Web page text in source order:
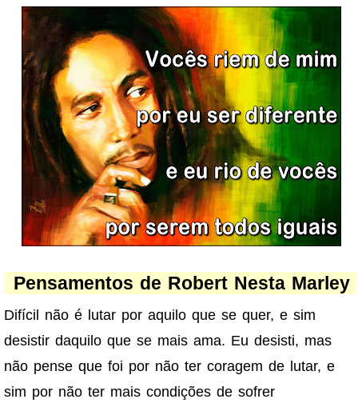
Pensamentos de Robert Nesta Marley
Difícil não é lutar por aquilo que se quer, e sim
desistir daquilo que se mais ama. Eu desisti, mas
não pense que foi por não ter coragem de lutar, e
sim por não ter mais condições de sofrer